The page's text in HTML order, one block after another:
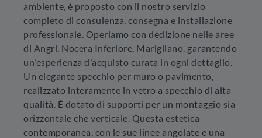
ambiente, è proposto con il nostro servizio
completo di consulenza, consegna e installazione
professionale. Operiamo con dedizione nelle aree
di Angri, Nocera Inferiore, Marigliano, garantendo
un'esperienza d'acquisto curata in ogni dettaglio.
Un elegante specchio per muro o pavimento,
realizzato interamente in vetro a specchio di alta
qualità. È dotato di supporti per un montaggio sia
orizzontale che verticale. Questa estetica
contemporanea, con le sue linee angolate e una